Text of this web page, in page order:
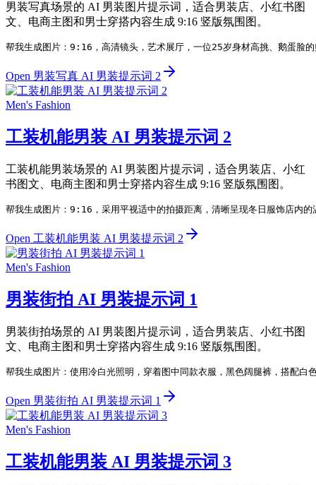
男装写真场景的 AI 男装图片提示词，适合男装店、小红书图
文、电商主图和男士穿搭内容生成 9:16 竖版氛围图。
帮我生成图片：9:16，高清镜头，艺术展厅，一位25岁身材高挑、鹅蛋脸
Open 男装写真 AI 男装提示词 2
Men's Fashion
工装机能男装 AI 男装提示词 2
工装机能男装场景的 AI 男装图片提示词，适合男装店、小红
书图文、电商主图和男士穿搭内容生成 9:16 竖版氛围图。
帮我生成图片：9:16，采用平视适中的拍摄距离，清晰呈现冬日服饰店内
Open 工装机能男装 AI 男装提示词 2
Men's Fashion
男装街拍 AI 男装提示词 1
男装街拍场景的 AI 男装图片提示词，适合男装店、小红书图
文、电商主图和男士穿搭内容生成 9:16 竖版氛围图。
帮我生成图片：使用冷白光照明，穿着图中同款衣服，黑色阔腿裤，搭配
Open 男装街拍 AI 男装提示词 1
Men's Fashion
工装机能男装 AI 男装提示词 3